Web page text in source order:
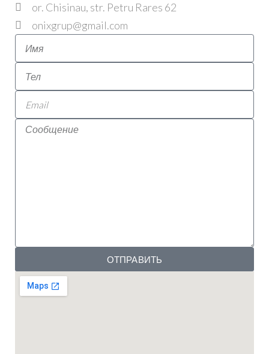
or. Chisinau, str. Petru Rares 62
onixgrup@gmail.com
ОТПРАВИТЬ